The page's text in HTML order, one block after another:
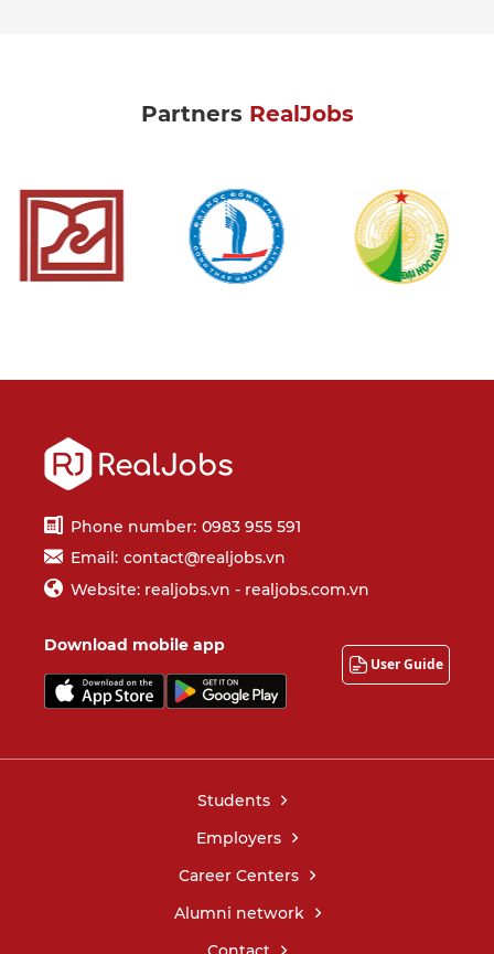
Partners RealJobs
Phone number: 0983 955 591
Email: contact@realjobs.vn
Website: realjobs.vn - realjobs.com.vn
Download mobile app
User Guide
Students
Employers
Career Centers
Alumni network